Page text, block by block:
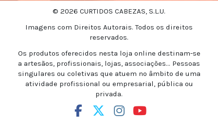
© 2026 CURTIDOS CABEZAS, S.L.U.
Imagens com Direitos Autorais. Todos os direitos
reservados.
Os produtos oferecidos nesta loja online destinam-se
a artesãos, profissionais, lojas, associações... Pessoas
singulares ou coletivas que atuem no âmbito de uma
atividade profissional ou empresarial, pública ou
privada.